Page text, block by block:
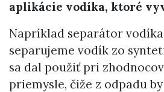
aplikácie vodíka, ktoré
Napríklad separátor
separujeme vodík zo
sa dal použiť pri
priemysle, čiže z odpadu